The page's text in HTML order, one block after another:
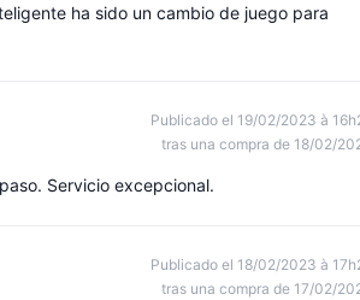
ha sido un cambio de juego para
Publicado el 19/02/2023 à
tras una compra de 18/02/
Servicio excepcional.
Publicado el 18/02/2023 à
tras una compra de 17/02/